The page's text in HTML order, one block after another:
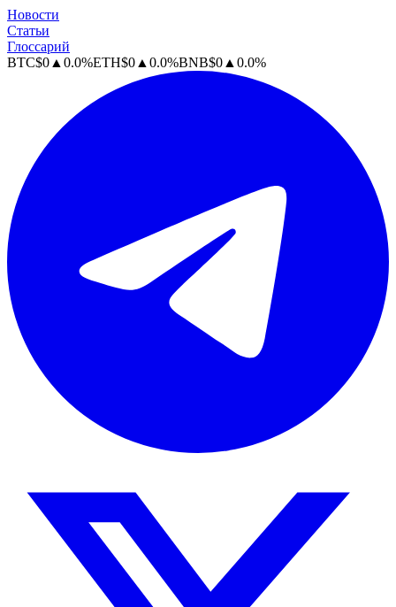
Новости
Статьи
Глоссарий
BTC$0 ▲ 0.0%ETH$0 ▲ 0.0%BNB$0 ▲ 0.0%